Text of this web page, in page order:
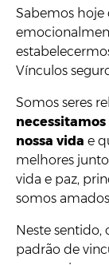
Sabemos hoje
Vínculos
Somos seres
nossa vida e
melhores
vida e paz,
somos
Neste sentido,
padrão de